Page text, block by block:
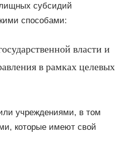
субсидий
способами:
власти и
в рамках целевых
учреждениями, в том
которые имеют свой